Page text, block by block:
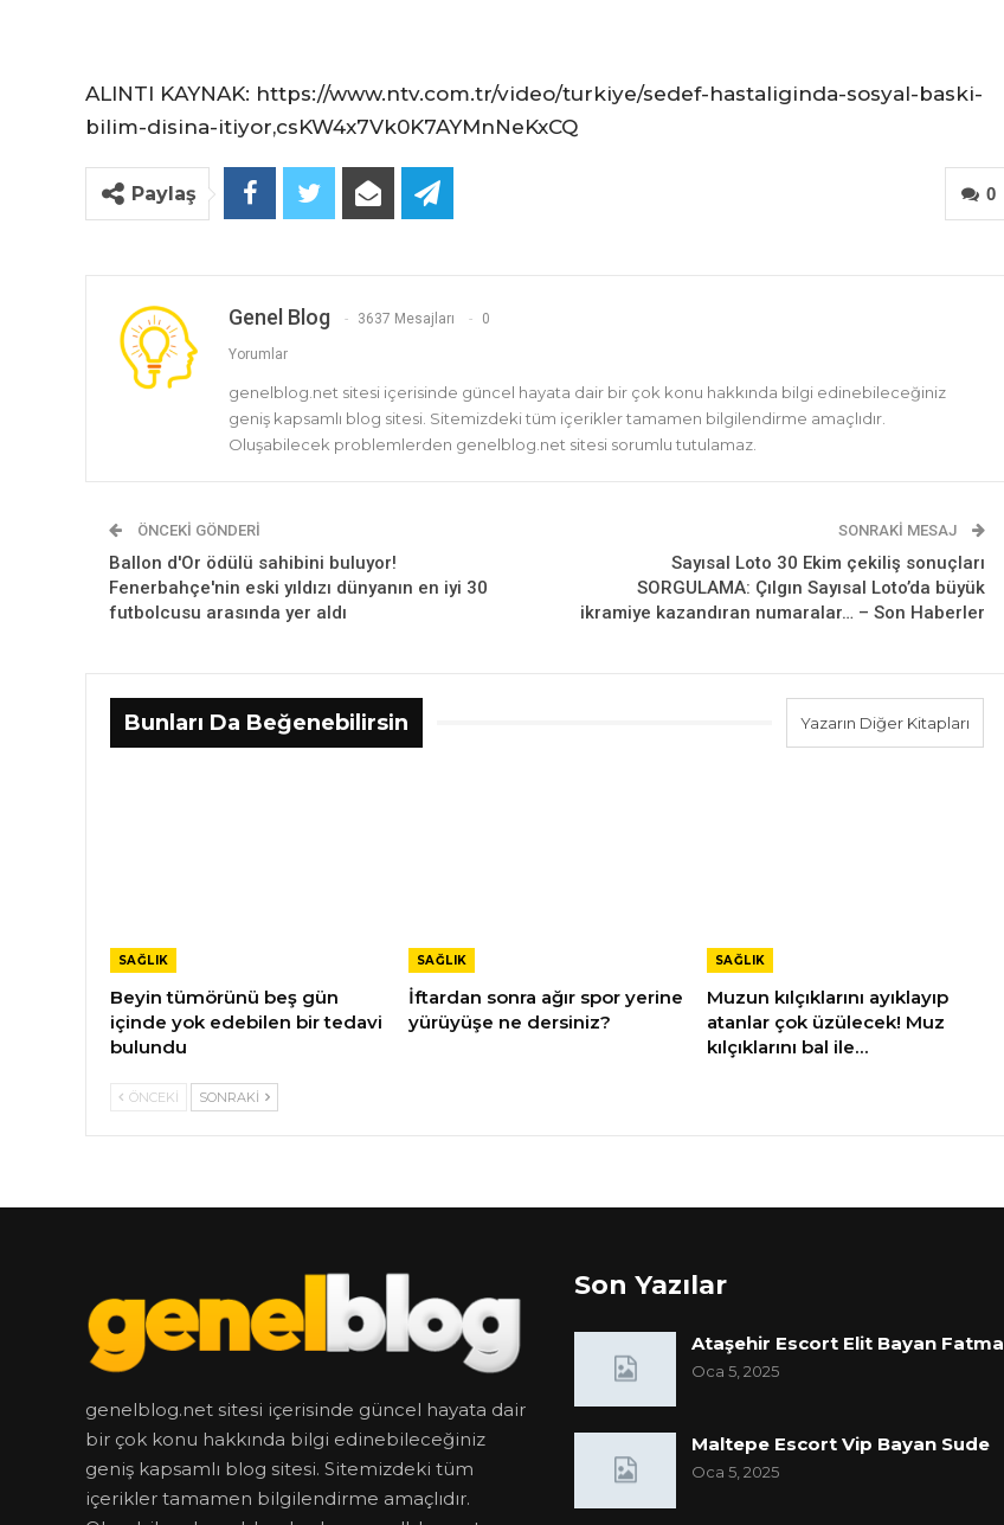
ALINTI KAYNAK: https://www.ntv.com.tr/video/turkiye/sedef-hastaliginda-sosyal-baski-
bilim-disina-itiyor,csKW4x7Vk0K7AYMnNeKxCQ
0
Paylaş
Genel Blog 3637 Mesajları 0
Yorumlar
genelblog.net sitesi içerisinde güncel hayata dair bir çok konu hakkında bilgi edinebileceğiniz
geniş kapsamlı blog sitesi. Sitemizdeki tüm içerikler tamamen bilgilendirme amaçlıdır.
Oluşabilecek problemlerden genelblog.net sitesi sorumlu tutulamaz.
ÖNCEKI GÖNDERI
Ballon d'Or ödülü sahibini buluyor!
Fenerbahçe'nin eski yıldızı dünyanın en iyi 30
futbolcusu arasında yer aldı
SONRAKI MESAJ
Sayısal Loto 30 Ekim çekiliş sonuçları
SORGULAMA: Çılgın Sayısal Loto’da büyük
ikramiye kazandıran numaralar… – Son Haberler
Bunları Da Beğenebilirsin Yazarın Diğer Kitapları
SAĞLIK
Beyin tümörünü beş gün
içinde yok edebilen bir tedavi
bulundu
SAĞLIK
İftardan sonra ağır spor yerine
yürüyüşe ne dersiniz?
SAĞLIK
Muzun kılçıklarını ayıklayıp
atanlar çok üzülecek! Muz
kılçıklarını bal ile…
ÖNCEKI SONRAKI
genelblog.net sitesi içerisinde güncel hayata dair
bir çok konu hakkında bilgi edinebileceğiniz
geniş kapsamlı blog sitesi. Sitemizdeki tüm
içerikler tamamen bilgilendirme amaçlıdır.
Son Yazılar
Ataşehir Escort Elit Bayan Fatma
Oca 5, 2025
Maltepe Escort Vip Bayan Sude
Oca 5, 2025